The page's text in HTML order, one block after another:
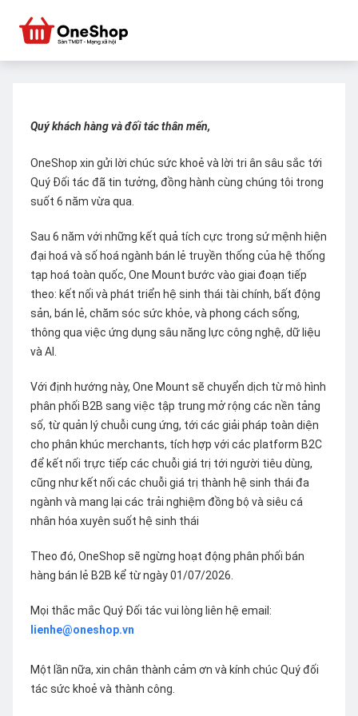
Quý khách hàng và đối tác thân mến,
OneShop xin gửi lời chúc sức khoẻ và lời tri ân sâu sắc tới
Quý Đối tác đã tin tưởng, đồng hành cùng chúng tôi trong
suốt 6 năm vừa qua.
Sau 6 năm với những kết quả tích cực trong sứ mệnh hiện
đại hoá và số hoá ngành bán lẻ truyền thống của hệ thống
tạp hoá toàn quốc, One Mount bước vào giai đoạn tiếp
theo: kết nối và phát triển hệ sinh thái tài chính, bất động
sản, bán lẻ, chăm sóc sức khỏe, và phong cách sống,
thông qua việc ứng dụng sâu năng lực công nghệ, dữ liệu
và AI.
Với định hướng này, One Mount sẽ chuyển dịch từ mô hình
phân phối B2B sang việc tập trung mở rộng các nền tảng
số, từ quản lý chuỗi cung ứng, tới các giải pháp toàn diện
cho phân khúc merchants, tích hợp với các platform B2C
để kết nối trực tiếp các chuỗi giá trị tới người tiêu dùng,
cũng như kết nối các chuỗi giá trị thành hệ sinh thái đa
ngành và mang lại các trải nghiệm đồng bộ và siêu cá
nhân hóa xuyên suốt hệ sinh thái
Theo đó, OneShop sẽ ngừng hoạt động phân phối bán
hàng bán lẻ B2B kể từ ngày 01/07/2026.
Mọi thắc mắc Quý Đối tác vui lòng liên hệ email:
lienhe@oneshop.vn
Một lần nữa, xin chân thành cảm ơn và kính chúc Quý đối
tác sức khoẻ và thành công.